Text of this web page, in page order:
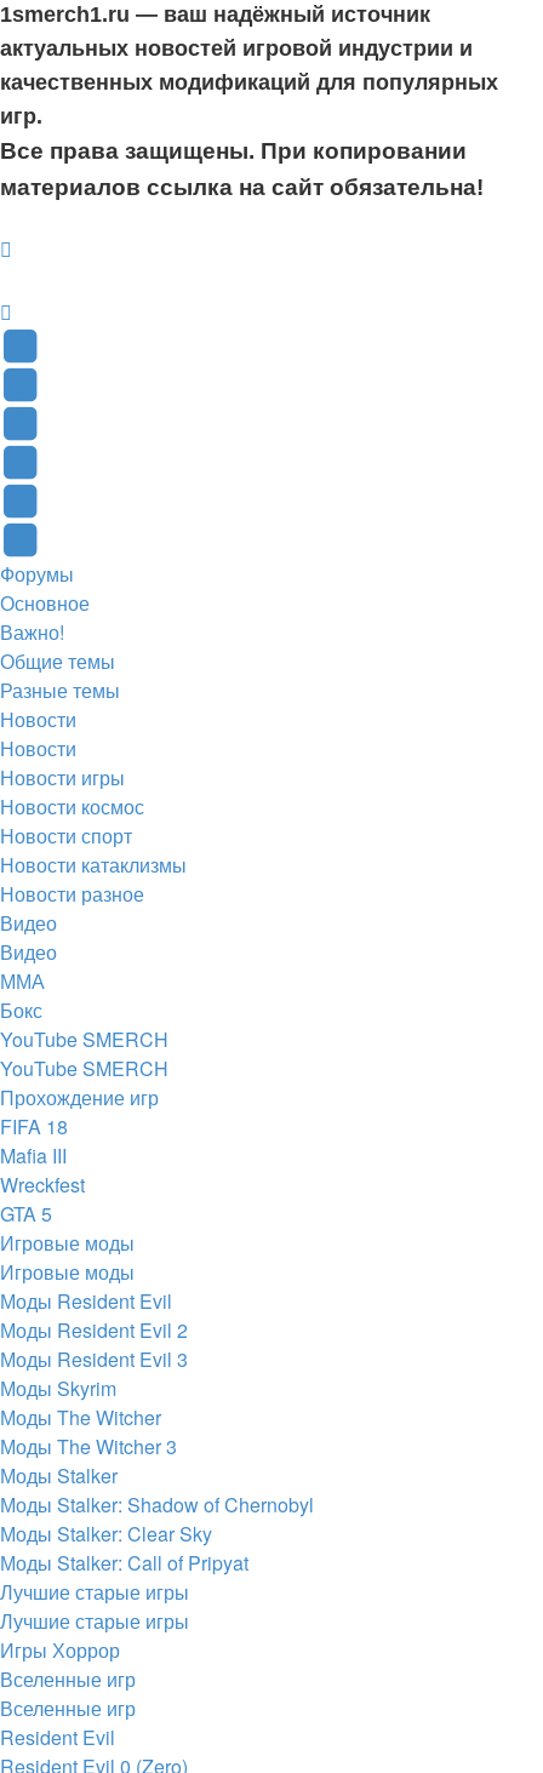
1smerch1.ru — ваш надёжный источник
актуальных новостей игровой индустрии и
качественных модификаций для популярных
игр.
Все права защищены. При копировании
материалов ссылка на сайт обязательна!
вкладке)
вкладке)
новой
вкладке)
в
новой
вкладке)
(Откроется
в
новой
вкладке)
Форумы
Основное
Важно!
Общие темы
Разные темы
Новости
Новости
Новости игры
Новости космос
Новости спорт
Новости катаклизмы
Новости разное
Видео
Видео
ММА
Бокс
YouTube SMERCH
YouTube SMERCH
Прохождение игр
FIFA 18
Mafia III
Wreckfest
GTA 5
Игровые моды
Игровые моды
Моды Resident Evil
Моды Resident Evil 2
Моды Resident Evil 3
Моды Skyrim
Моды The Witcher
Моды The Witcher 3
Моды Stalker
Моды Stalker: Shadow of Chernobyl
Моды Stalker: Clear Sky
Моды Stalker: Call of Pripyat
Лучшие старые игры
Лучшие старые игры
Игры Хоррор
Вселенные игр
Вселенные игр
Resident Evil
Resident Evil 0 (Zero)